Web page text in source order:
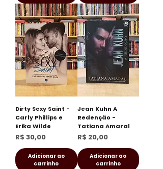
Dirty Sexy Saint -
Carly Phillips e
Erika Wilde
Preço
R$ 30,00
Adicionar ao
carrinho
Jean Kuhn A
Redenção -
Tatiana Amaral
Preço
R$ 20,00
Adicionar ao
carrinho